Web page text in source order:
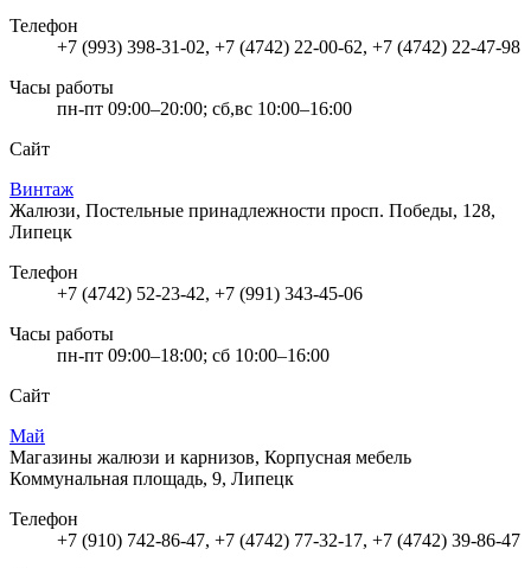
Телефон
+7 (993) 398-31-02, +7 (4742) 22-00-62, +7 (4742) 22-47-98
Часы работы
пн-пт 09:00–20:00; сб,вс 10:00–16:00
Сайт
Винтаж
Жалюзи, Постельные принадлежности просп. Победы, 128,
Липецк
Телефон
+7 (4742) 52-23-42, +7 (991) 343-45-06
Часы работы
пн-пт 09:00–18:00; сб 10:00–16:00
Сайт
Май
Магазины жалюзи и карнизов, Корпусная мебель
Коммунальная площадь, 9, Липецк
Телефон
+7 (910) 742-86-47, +7 (4742) 77-32-17, +7 (4742) 39-86-47